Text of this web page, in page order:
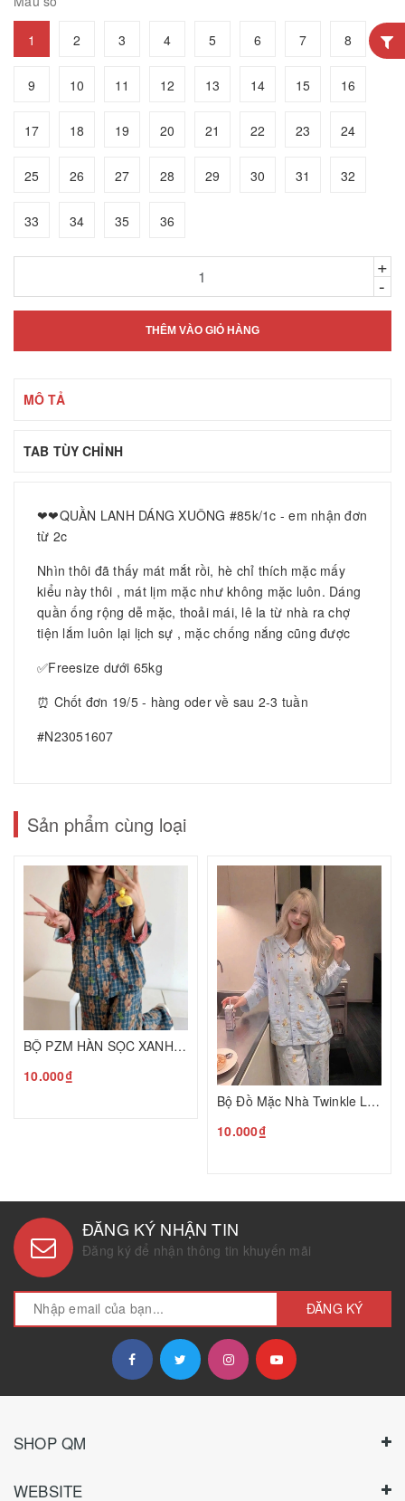
1 2 3 4 5 6 7 8
9 10 11 12 13 14 15 16
17 18 19 20 21 22 23 24
25 26 27 28 29 30 31 32
33 34 35 36
+
-
THÊM VÀO GIỎ HÀNG
MÔ TẢ
TAB TÙY CHỈNH
❤❤QUẦN LANH DÁNG XUÔNG #85k/1c - em nhận đơn
từ 2c
Nhìn thôi đã thấy mát mắt rồi, hè chỉ thích mặc mấy
kiểu này thôi , mát lịm mặc như không mặc luôn. Dáng
quần ống rộng dễ mặc, thoải mái, lê la từ nhà ra chợ
tiện lắm luôn lại lịch sự , mặc chống nắng cũng được
✅Freesize dưới 65kg
⏰ Chốt đơn 19/5 - hàng oder về sau 2-3 tuần
#N23051607
Sản phẩm cùng loại
BỘ PZM HÀN SỌC XANH TQ26080950
10.000₫
Bộ Đồ Mặc Nhà Twinkle Little Star HQ26080840
10.000₫
ĐĂNG KÝ NHẬN TIN
Đăng ký để nhận thông tin khuyến mãi
ĐĂNG KÝ
SHOP QM
WEBSITE